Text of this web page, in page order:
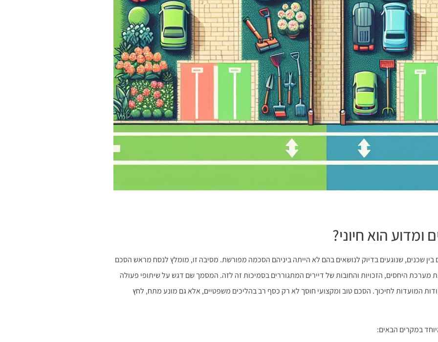
ומדוע הוא חיוני?
שכנים, שנוגעים בדיוק לנושאים בהם לא הייתה ביניהם הסכמה מפורשת. מסיבה זו, מומלץ לנסח מראש הסכם
מערכת היחסים, הזכויות והחובות של דיירים המתגוררים בסמיכות זה לזה. המסמך שם דגש על שיתופי פעולה
המועדות לחיכוך. הסכם טוב ומקצועי חוסך לא רק כסף רב בהליכים משפטיים, אלא גם מונע מתח, לחץ
במקרים הבאים: